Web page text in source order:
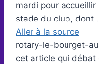
mardi pour
stade du club, dont
Aller à la source
rotary-le-bourget-
cet article qui débat